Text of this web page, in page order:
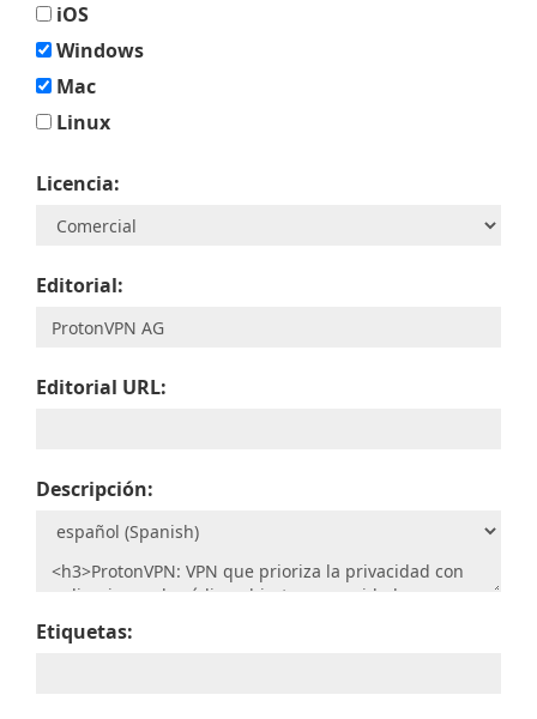
iOS
Windows
Mac
Linux
Licencia:
Editorial:
Editorial URL:
Descripción:
Etiquetas: